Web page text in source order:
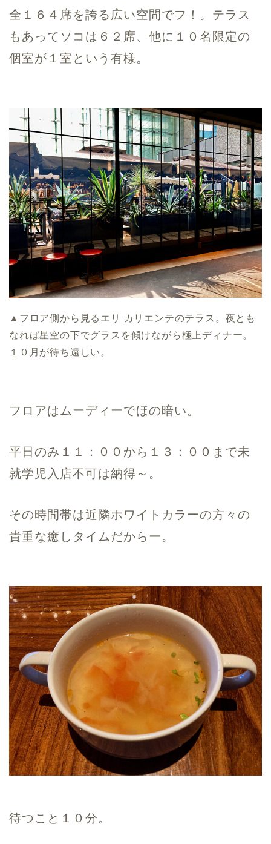
全１６４席を誇る広い空間でフ！。テラス
もあってソコは６２席、他に１０名限定の
個室が１室という有様。
▲フロア側から見るエリ カリエンテのテラス。夜とも
なれば星空の下でグラスを傾けながら極上ディナー。
１０月が待ち遠しい。
フロアはムーディーでほの暗い。
平日のみ１１：００から１３：００まで未
就学児入店不可は納得～。
その時間帯は近隣ホワイトカラーの方々の
貴重な癒しタイムだからー。
待つこと１０分。